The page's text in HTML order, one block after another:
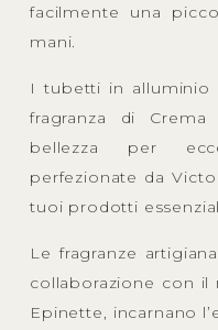
facilmente una
mani.
I tubetti in
fragranza di
bellezza per
perfezionate da
tuoi prodotti
Le fragranze
collaborazione con
Epinette, incarnano